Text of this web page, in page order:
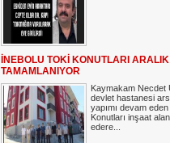
İNEBOLU TOKİ KONUTLARI
TAMAMLANIYOR
Kaymakam Necdet
devlet hastanesi
yapımı devam
Konutları inşaat
edere...